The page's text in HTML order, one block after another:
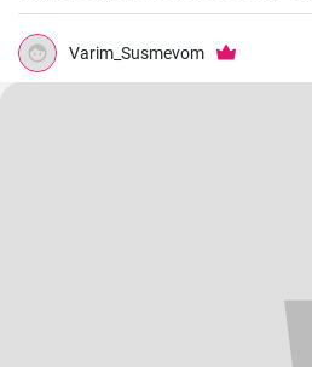
Varim_Susmevom